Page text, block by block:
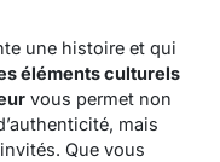
une histoire et qui
éléments culturels
vous permet non
mais
Que vous